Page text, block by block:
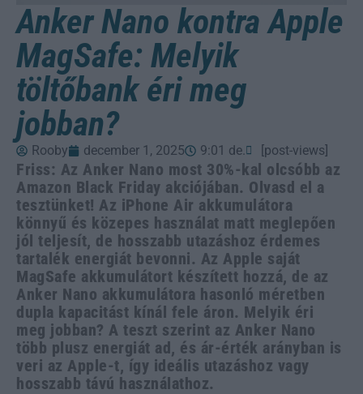
Anker Nano kontra Apple
MagSafe: Melyik
töltőbank éri meg
jobban?
Rooby december 1, 2025 9:01 de. [post-views]
Friss: Az Anker Nano most 30%-kal olcsóbb az
Amazon Black Friday akciójában. Olvasd el a
tesztünket! Az iPhone Air akkumulátora
könnyű és közepes használat matt meglepően
jól teljesít, de hosszabb utazáshoz érdemes
tartalék energiát bevonni. Az Apple saját
MagSafe akkumulátort készített hozzá, de az
Anker Nano akkumulátora hasonló méretben
dupla kapacitást kínál fele áron. Melyik éri
meg jobban? A teszt szerint az Anker Nano
több plusz energiát ad, és ár-érték arányban is
veri az Apple-t, így ideális utazáshoz vagy
hosszabb távú használathoz.